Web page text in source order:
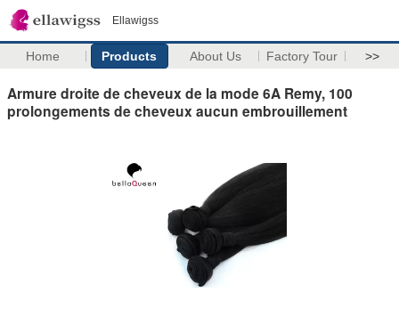
Ellawigss
Home Products About Us Factory Tour >>
Armure droite de cheveux de la mode 6A Remy, 100
prolongements de cheveux aucun embrouillement